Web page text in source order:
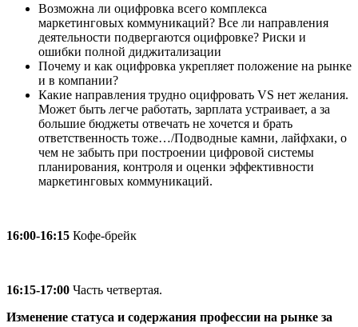
Возможна ли оцифровка всего комплекса
маркетинговых коммуникаций? Все ли направления
деятельности подвергаются оцифровке? Риски и
ошибки полной диджитализации
Почему и как оцифровка укрепляет положение на рынке
и в компании?
Какие направления трудно оцифровать VS нет желания.
Может быть легче работать, зарплата устраивает, а за
большие бюджеты отвечать не хочется и брать
ответственность тоже…/Подводные камни, лайфхаки, о
чем не забыть при построении цифровой системы
планирования, контроля и оценки эффективности
маркетинговых коммуникаций.
16:00-16:15 Кофе-брейк
16:15-17:00 Часть четвертая.
Изменение статуса и содержания профессии на рынке за